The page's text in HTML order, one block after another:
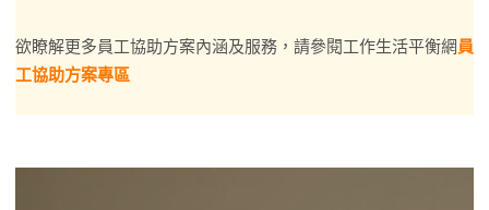
欲瞭解更多員工協助方案內涵及服務，請參閱工作生活平衡網 員
工協助方案專區